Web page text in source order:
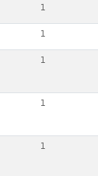
1
1
1
1
1